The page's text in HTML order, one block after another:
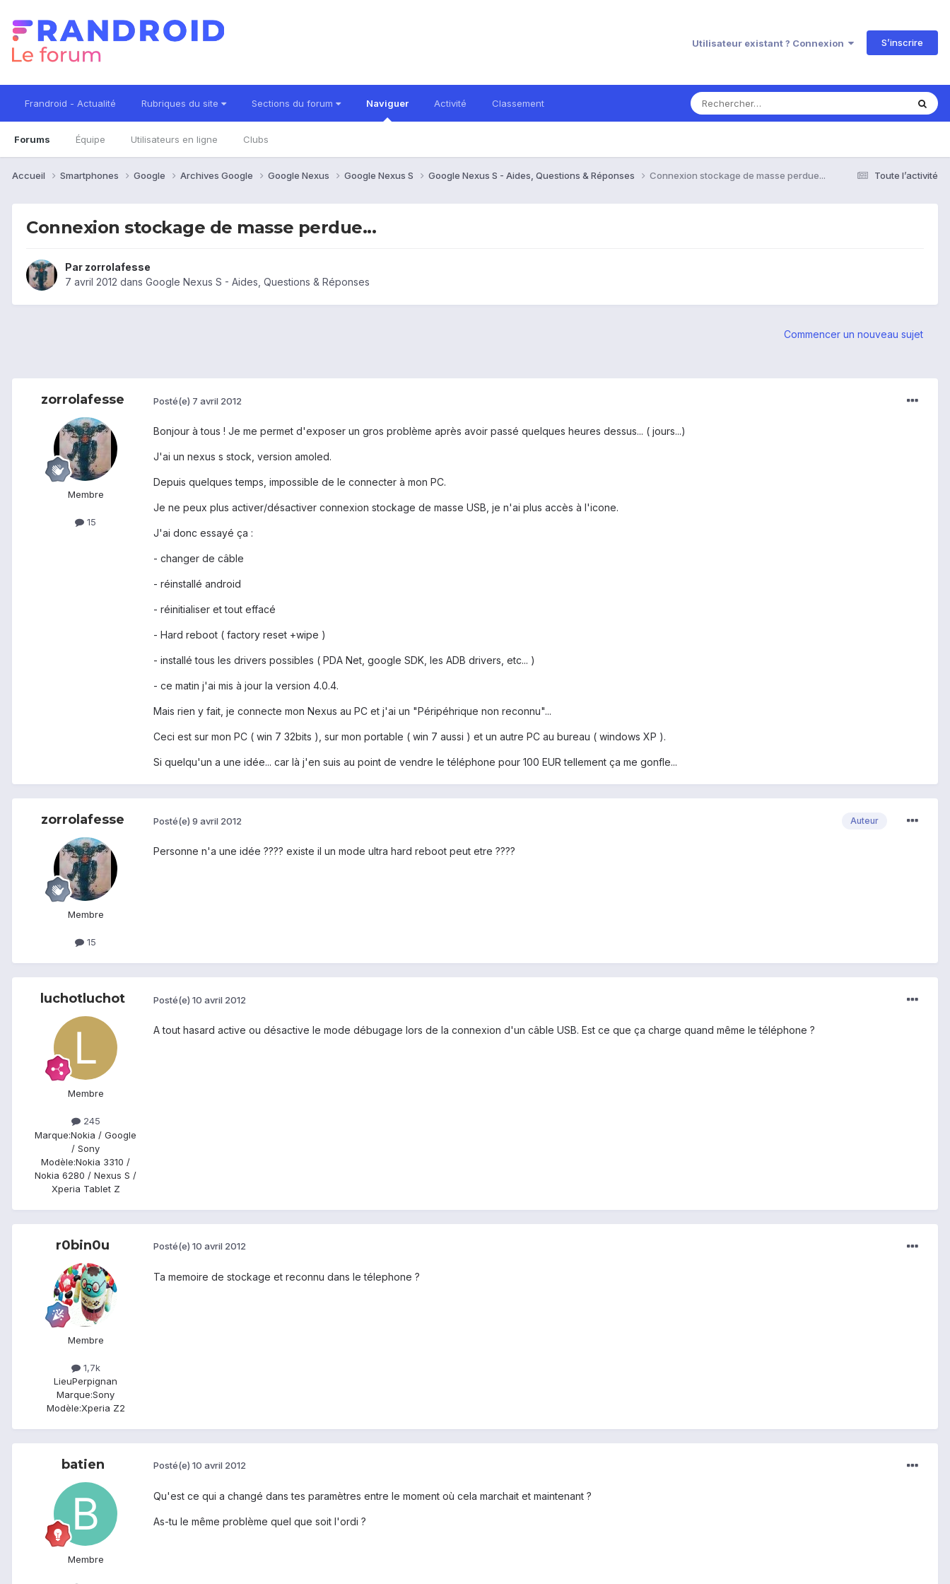
Utilisateur existant ? Connexion S’inscrire
Frandroid - Actualité Rubriques du site Sections du forum Naviguer
Forums Équipe Utilisateurs en ligne Clubs
Activité Classement
Toute l’activité
Accueil Smartphones Google Archives Google Google Nexus Google Nexus S Google Nexus S - Aides, Questions & Réponses Connexion stockage de masse perdue...
Connexion stockage de masse perdue...
Par zorrolafesse
7 avril 2012 dans Google Nexus S - Aides, Questions & Réponses
Commencer un nouveau sujet
zorrolafesse
Membre
15
Posté(e) 7 avril 2012
Bonjour à tous ! Je me permet d'exposer un gros problème après avoir passé quelques heures dessus... ( jours...)
J'ai un nexus s stock, version amoled.
Depuis quelques temps, impossible de le connecter à mon PC.
Je ne peux plus activer/désactiver connexion stockage de masse USB, je n'ai plus accès à l'icone.
J'ai donc essayé ça :
- changer de câble
- réinstallé android
- réinitialiser et tout effacé
- Hard reboot ( factory reset +wipe )
- installé tous les drivers possibles ( PDA Net, google SDK, les ADB drivers, etc... )
- ce matin j'ai mis à jour la version 4.0.4.
Mais rien y fait, je connecte mon Nexus au PC et j'ai un "Péripéhrique non reconnu"...
Ceci est sur mon PC ( win 7 32bits ), sur mon portable ( win 7 aussi ) et un autre PC au bureau ( windows XP ).
Si quelqu'un a une idée... car là j'en suis au point de vendre le téléphone pour 100 EUR tellement ça me gonfle...
zorrolafesse
Membre
15
Auteur
Posté(e) 9 avril 2012
Personne n'a une idée ???? existe il un mode ultra hard reboot peut etre ????
luchotluchot
Membre
245
Marque:Nokia / Google
/ Sony
Modèle:Nokia 3310 /
Nokia 6280 / Nexus S /
Xperia Tablet Z
Posté(e) 10 avril 2012
A tout hasard active ou désactive le mode débugage lors de la connexion d'un câble USB. Est ce que ça charge quand même le téléphone ?
r0bin0u
Membre
1,7k
LieuPerpignan
Marque:Sony
Modèle:Xperia Z2
Posté(e) 10 avril 2012
Ta memoire de stockage et reconnu dans le télephone ?
batien
Membre
Posté(e) 10 avril 2012
Qu'est ce qui a changé dans tes paramètres entre le moment où cela marchait et maintenant ?
As-tu le même problème quel que soit l'ordi ?